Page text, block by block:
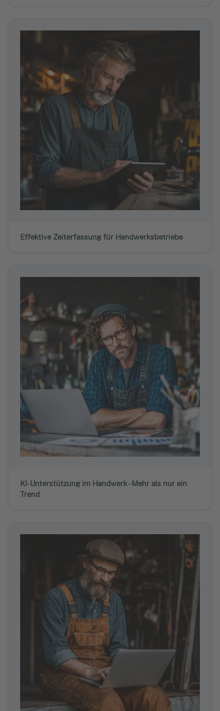
Effektive Zeiterfassung für Handwerksbetriebe
KI-Unterstützung im Handwerk - Mehr als nur ein
Trend